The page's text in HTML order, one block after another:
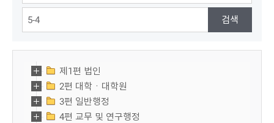
제1편 법인
2편 대학ㆍ대학원
3편 일반행정
4편 교무 및 연구행정